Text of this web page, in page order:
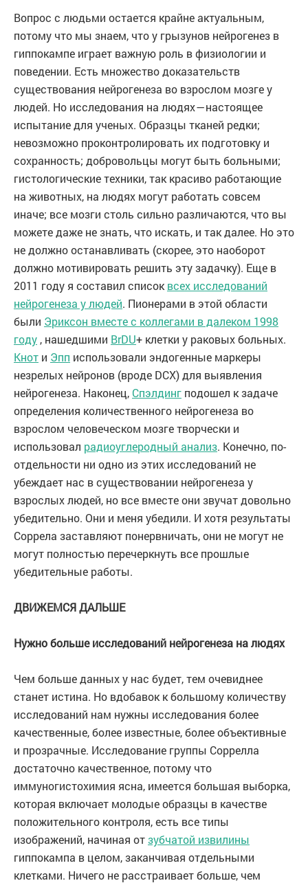
Вопрос с людьми остается крайне актуальным,
потому что мы знаем, что у грызунов нейрогенез в
гиппокампе играет важную роль в физиологии и
поведении. Есть множество доказательств
существования нейрогенеза во взрослом мозге у
людей. Но исследования на людях — настоящее
испытание для ученых. Образцы тканей редки;
невозможно проконтролировать их подготовку и
сохранность; добровольцы могут быть больными;
гистологические техники, так красиво работающие
на животных, на людях могут работать совсем
иначе; все мозги столь сильно различаются, что вы
можете даже не знать, что искать, и так далее. Но это
не должно останавливать (скорее, это наоборот
должно мотивировать решить эту задачку). Еще в
2011 году я составил список всех исследований
нейрогенеза у людей. Пионерами в этой области
были Эриксон вместе с коллегами в далеком 1998
году , нашедшими BrDU+ клетки у раковых больных.
Кнот и Эпп использовали эндогенные маркеры
незрелых нейронов (вроде DCX) для выявления
нейрогенеза. Наконец, Спэлдинг подошел к задаче
определения количественного нейрогенеза во
взрослом человеческом мозге творчески и
использовал радиоуглеродный анализ. Конечно, по-
отдельности ни одно из этих исследований не
убеждает нас в существовании нейрогенеза у
взрослых людей, но все вместе они звучат довольно
убедительно. Они и меня убедили. И хотя результаты
Соррела заставляют понервничать, они не могут не
могут полностью перечеркнуть все прошлые
убедительные работы.
ДВИЖЕМСЯ ДАЛЬШЕ
Нужно больше исследований нейрогенеза на людях
Чем больше данных у нас будет, тем очевиднее
станет истина. Но вдобавок к большому количеству
исследований нам нужны исследования более
качественные, более известные, более объективные
и прозрачные. Исследование группы Соррелла
достаточно качественное, потому что
иммуногистохимия ясна, имеется большая выборка,
которая включает молодые образцы в качестве
положительного контроля, есть все типы
изображений, начиная отзубчатой извилины
гиппокампа в целом, заканчивая отдельными
клетками. Ничего не расстраивает больше, чем